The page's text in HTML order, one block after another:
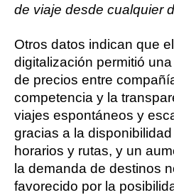
de viaje desde cualquier
Otros datos indican que
digitalización permitió
de precios entre
competencia y la
viajes espontáneos y
gracias a la
horarios y rutas, y un
la demanda de destinos
favorecido por la